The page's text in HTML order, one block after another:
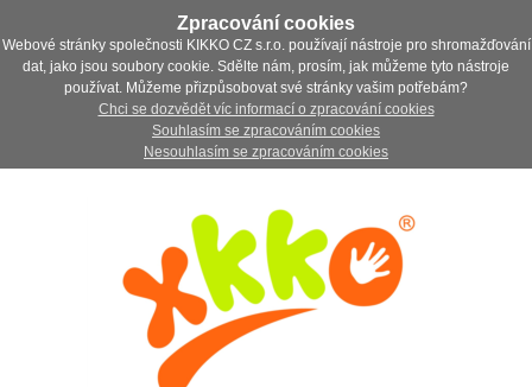
Zpracování cookies
Webové stránky společnosti KIKKO CZ s.r.o. používají nástroje pro shromažďování
dat, jako jsou soubory cookie. Sdělte nám, prosím, jak můžeme tyto nástroje
používat. Můžeme přizpůsobovat své stránky vašim potřebám?
Chci se dozvědět víc informací o zpracování cookies
Souhlasím se zpracováním cookies
Nesouhlasím se zpracováním cookies